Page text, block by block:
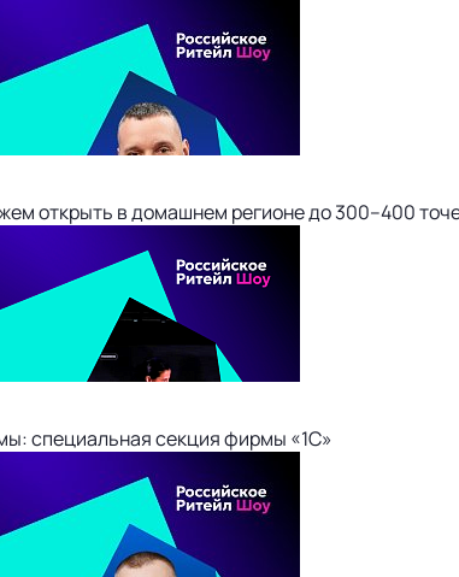
открыть в домашнем регионе до 300–400
специальная секция фирмы «1С»